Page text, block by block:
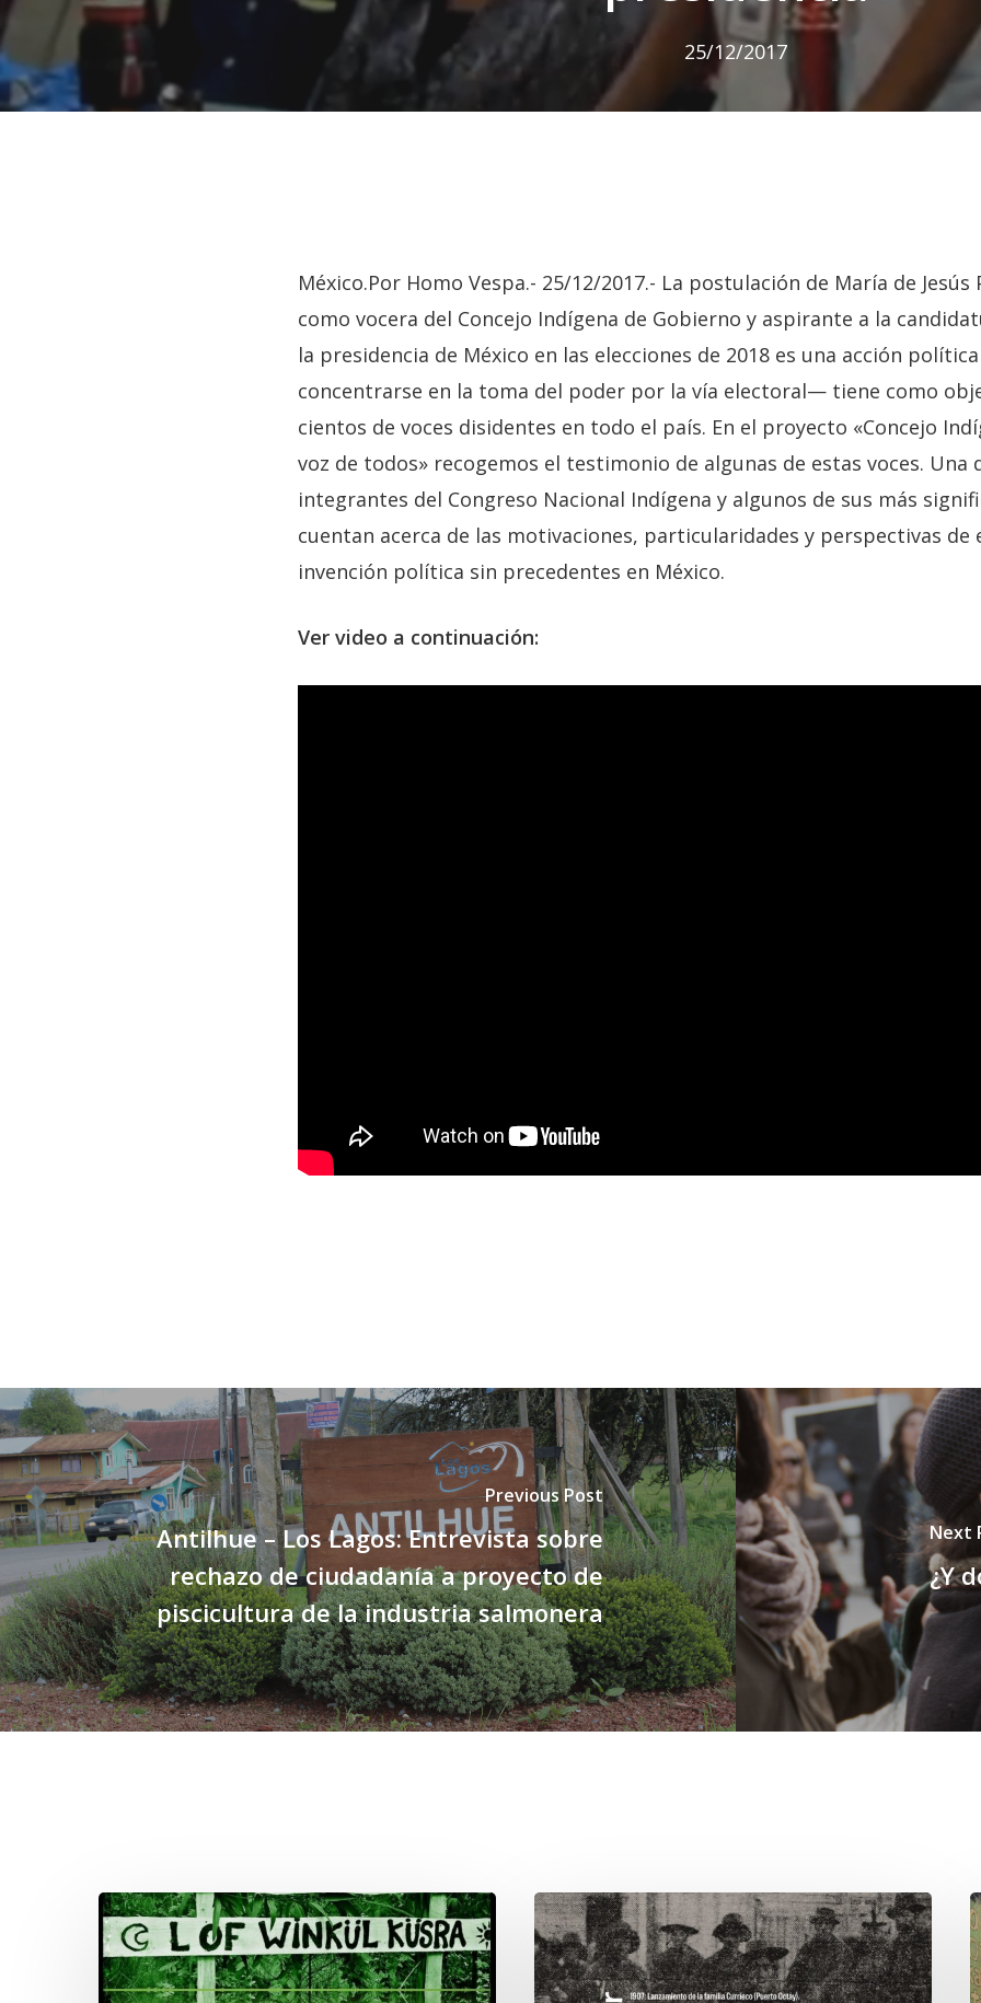
25/12/2017
México.Por Homo Vespa.- 25/12/2017.- La postulación de María de
como vocera del Concejo Indígena de Gobierno y aspirante a la
la presidencia de México en las elecciones de 2018 es una acción
concentrarse en la toma del poder por la vía electoral— tiene como
cientos de voces disidentes en todo el país. En el proyecto «Concejo
voz de todos» recogemos el testimonio de algunas de estas voces. Una
integrantes del Congreso Nacional Indígena y algunos de sus más
cuentan acerca de las motivaciones, particularidades y perspectivas de
invención política sin precedentes en México.
Ver video a continuación:
Previous Post
Antilhue – Los Lagos: Entrevista sobre
rechazo de ciudadanía a proyecto de
piscicultura de la industria salmonera
Next
¿Y
Lof
Winkül
Küsra
Chawrakawin:
Palimpsesto
explora